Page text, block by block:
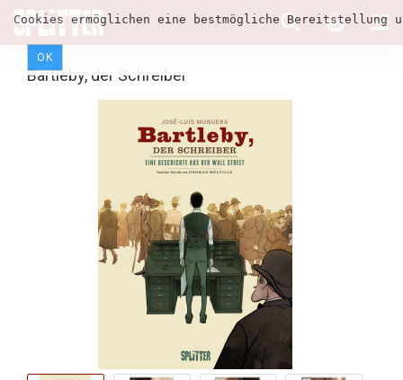
Cookies ermöglichen eine bestmögliche
OK
Bartleby, der Schreiber